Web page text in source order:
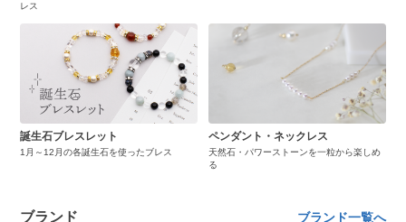
レス
誕生石ブレスレット
1月～12月の各誕生石を使ったブレス
ペンダント・ネックレス
天然石・パワーストーンを一粒から楽しめ
る
ブランド ブランド一覧へ